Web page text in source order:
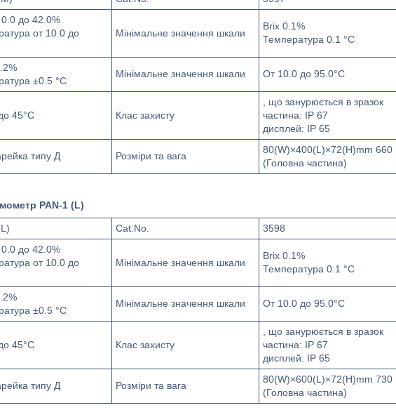
0.0 до 42.0%
от 10.0 до
Мінімальне значення шкали
Brix 0.1%
Температура 0.1 °C
±0.5 °C
Мінімальне значення шкали От 10.0 до 95.0°C
45°C Клас захисту
, що занурюється в зразок
частина: IP 67
дисплей: IP 65
типу Д Розміри та вага
80(W)×400(L)×72(H)mm 660
(Головна частина)
PAN-1 (L)
Cat.No. 3598
0.0 до 42.0%
от 10.0 до
Мінімальне значення шкали
Brix 0.1%
Температура 0.1 °C
±0.5 °C
Мінімальне значення шкали От 10.0 до 95.0°C
45°C Клас захисту
, що занурюється в зразок
частина: IP 67
дисплей: IP 65
типу Д Розміри та вага
80(W)×600(L)×72(H)mm 730
(Головна частина)